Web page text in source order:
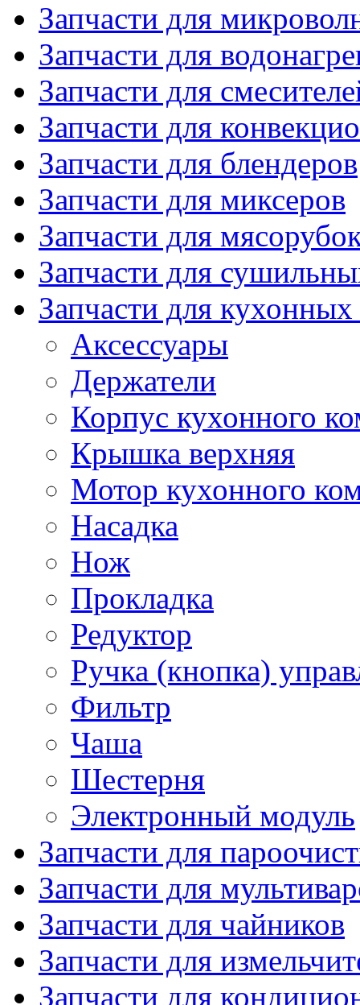
Запчасти для
Запчасти для
Запчасти для
Запчасти для
Запчасти для блендеров
Запчасти для миксеров
Запчасти для
Запчасти для
Запчасти для
Аксессуары
Держатели
Корпус кухонного
Крышка верхняя
Мотор кухонного
Насадка
Нож
Прокладка
Редуктор
Ручка (кнопка)
Фильтр
Чаша
Шестерня
Электронный модуль
Запчасти для
Запчасти для
Запчасти для чайников
Запчасти для
Запчасти для